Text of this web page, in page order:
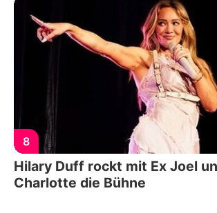
8
Hilary Duff rockt mit Ex Joel
Charlotte die Bühne